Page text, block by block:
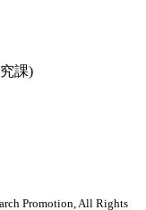
課)
Promotion, All Rights